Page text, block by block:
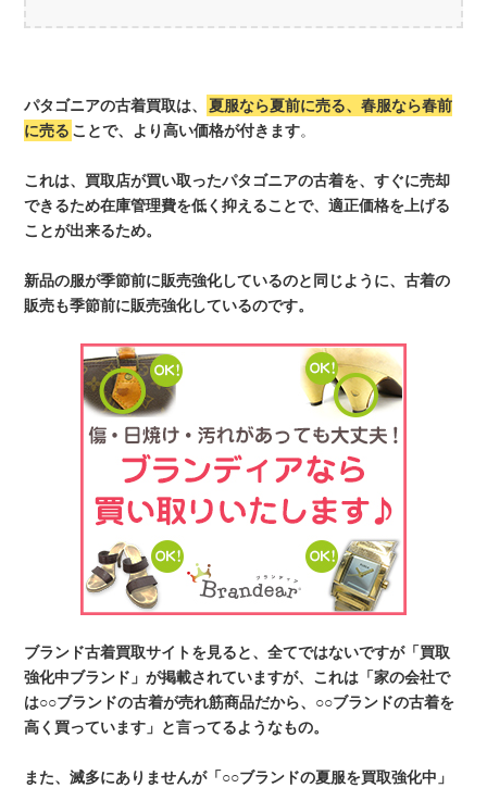
パタゴニアの古着買取は、
夏服なら夏前に売る、春服なら春前
に売る ことで、より高い価格が付きます。
これは、買取店が買い取ったパタゴニアの古着を、すぐに売却
できるため在庫管理費を低く抑えることで、適正価格を上げる
ことが出来るため。
新品の服が季節前に販売強化しているのと同じように、古着の
販売も季節前に販売強化しているのです。
ブランド古着買取サイトを見ると、全てではないですが「買取
強化中ブランド」が掲載されていますが、これは「家の会社で
は○○ブランドの古着が売れ筋商品だから、○○ブランドの古着を
高く買っています」と言ってるようなもの。
また、滅多にありませんが「○○ブランドの夏服を買取強化中」